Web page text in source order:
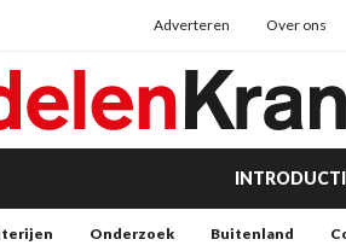
Adverteren Over ons
Onderzoek Buitenland